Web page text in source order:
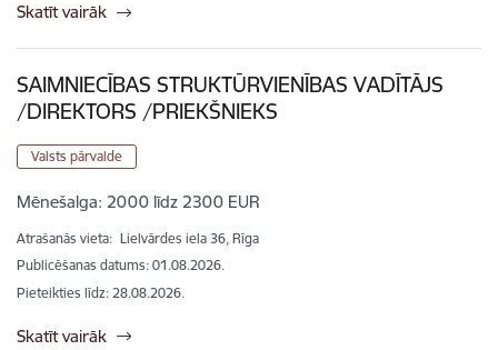
Skatīt vairāk
SAIMNIECĪBAS STRUKTŪRVIENĪBAS VADĪTĀJS
/DIREKTORS /PRIEKŠNIEKS
Valsts pārvalde
Mēnešalga: 2000 līdz 2300 EUR
Atrašanās vieta: Lielvārdes iela 36, Rīga
Publicēšanas datums: 01.08.2026.
Pieteikties līdz: 28.08.2026.
Skatīt vairāk